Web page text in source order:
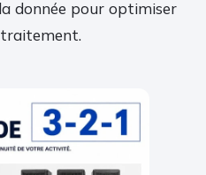
donnée pour optimiser
traitement.